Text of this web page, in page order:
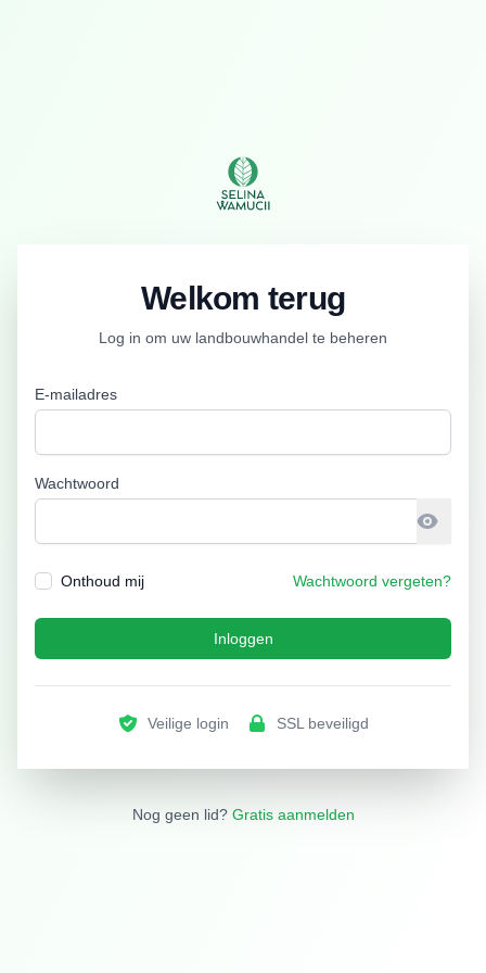
Welkom terug
Log in om uw landbouwhandel te beheren
E-mailadres
Wachtwoord
Onthoud mij Wachtwoord vergeten?
Inloggen
Veilige login SSL beveiligd
Nog geen lid? Gratis aanmelden